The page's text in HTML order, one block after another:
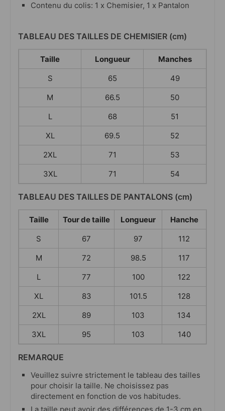
Contenu du colis: 1 x Chemisier, 1 x Pantalon
TABLEAU DES TAILLES DE CHEMISIER (cm)
Taille Longueur
Manches
S
65
49
M
66.5
50
L
68
51
XL
69.5
52
2XL
71
53
3XL
71 54
TABLEAU DES TAILLES DE PANTALONS (cm)
Taille Tour de taille Longueur
Hanche
S
67 97
112
M
72 98.5
117
L
77 100
122
XL
83 101.5
128
2XL
89 103
134
3XL
95 103 140
REMARQUE
Veuillez suivre strictement le tableau des tailles
pour choisir la taille. Ne choisissez pas
directement en fonction de vos habitudes.